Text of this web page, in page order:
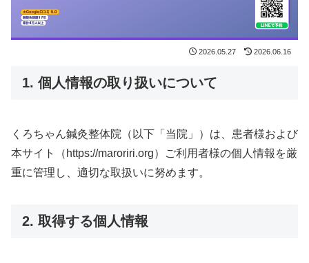
2026.05.27 2026.06.16
1. 個人情報の取り扱いについて
くろちゃん鍼灸整体院（以下「当院」）は、患者様および
本サイト（https://maroriri.org）ご利用者様の個人情報を厳
重に管理し、適切な取扱いに努めます。
2. 取得する個人情報